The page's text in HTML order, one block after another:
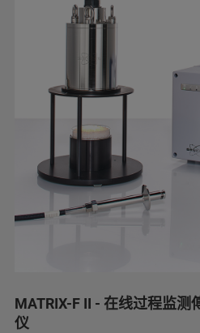
MATRIX-F II - 在线过程监测
仪